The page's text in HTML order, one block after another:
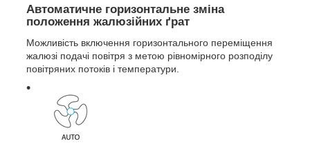
Автоматичне горизонтальне зміна
положення жалюзійних ґрат
Можливість включення горизонтального переміщення
жалюзі подачі повітря з метою рівномірного розподілу
повітряних потоків і температури.